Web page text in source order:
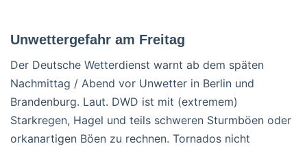
Unwettergefahr am Freitag
Der Deutsche Wetterdienst warnt ab dem späten
Nachmittag / Abend vor Unwetter in Berlin und
Brandenburg. Laut. DWD ist mit (extremem)
Starkregen, Hagel und teils schweren Sturmböen oder
orkanartigen Böen zu rechnen. Tornados nicht